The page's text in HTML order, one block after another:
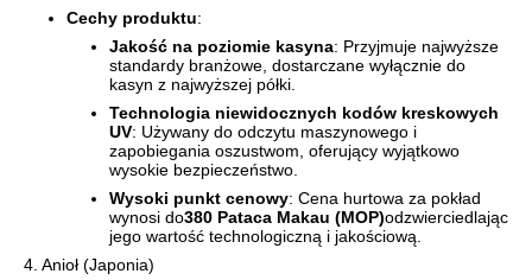
Cechy produktu:
Jakość na poziomie kasyna: Przyjmuje najwyższe
standardy branżowe, dostarczane wyłącznie do
kasyn z najwyższej półki.
Technologia niewidocznych kodów kreskowych
UV: Używany do odczytu maszynowego i
zapobiegania oszustwom, oferujący wyjątkowo
wysokie bezpieczeństwo.
Wysoki punkt cenowy: Cena hurtowa za pokład
wynosi do380 Pataca Makau (MOP)odzwierciedlając
jego wartość technologiczną i jakościową.
4. Anioł (Japonia)